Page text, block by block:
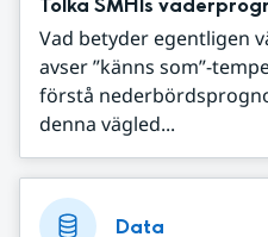
Vad betyder egentligen
avser ”känns som”-
förstå
denna vägled...
Data